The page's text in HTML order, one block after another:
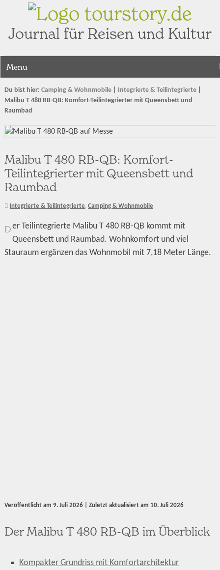
tourstory.de
Journal für Reisen und Kultur
Menu
Du bist hier: Camping & Wohnmobile| Integrierte & Teilintegrierte|
Malibu T 480 RB-QB: Komfort-Teilintegrierter mit Queensbett und
Raumbad
Malibu T 480 RB-QB: Komfort-
Teilintegrierter mit Queensbett und
Raumbad
Integrierte & Teilintegrierte, Camping & Wohnmobile
Der Teilintegrierte Malibu T 480 RB-QB kommt mit
Queensbett und Raumbad. Wohnkomfort und viel
Stauraum ergänzen das Wohnmobil mit 7,18 Meter Länge.
Veröffentlicht am 9. Juli 2026| Zuletzt aktualisiert am 10. Juli 2026
Der Malibu T 480 RB-QB im Überblick
Kompakter Grundriss mit Komfortarchitektur